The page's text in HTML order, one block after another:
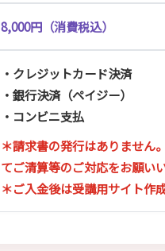
8,000円（消費税込）
・クレジットカード決済
・銀行決済（ペイジー）
・コンビニ支払
＊請求書の発行はありません
てご清算等のご対応をお願い
＊ご入金後は受講用サイト作